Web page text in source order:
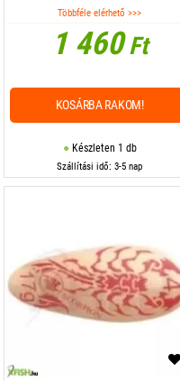
Többféle elérhető >>>
1 460Ft
Készleten 1 db
Szállítási idő: 3-5 nap
KOSÁRBA RAKOM!